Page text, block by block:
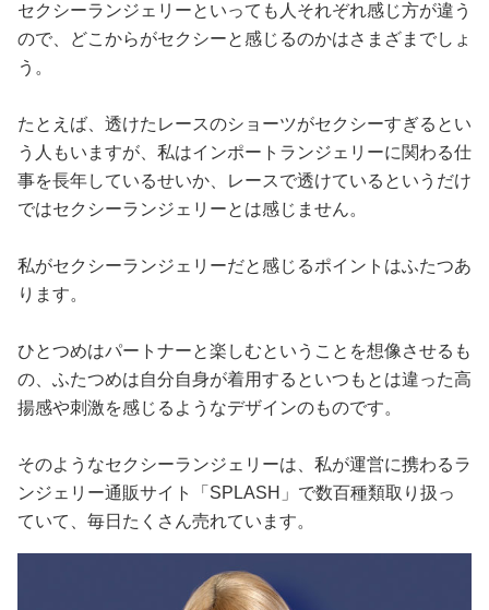
ゲーム
セクシーランジェリーといっても人それぞれ感じ方が違う
ので、どこからがセクシーと感じるのかはさまざまでしょ
う。
たとえば、透けたレースのショーツがセクシーすぎるとい
う人もいますが、私はインポートランジェリーに関わる仕
事を長年しているせいか、レースで透けているというだけ
ではセクシーランジェリーとは感じません。
私がセクシーランジェリーだと感じるポイントはふたつあ
ります。
ひとつめはパートナーと楽しむということを想像させるも
の、ふたつめは自分自身が着用するといつもとは違った高
揚感や刺激を感じるようなデザインのものです。
そのようなセクシーランジェリーは、私が運営に携わるラ
ンジェリー通販サイト「SPLASH」で数百種類取り扱っ
ていて、毎日たくさん売れています。